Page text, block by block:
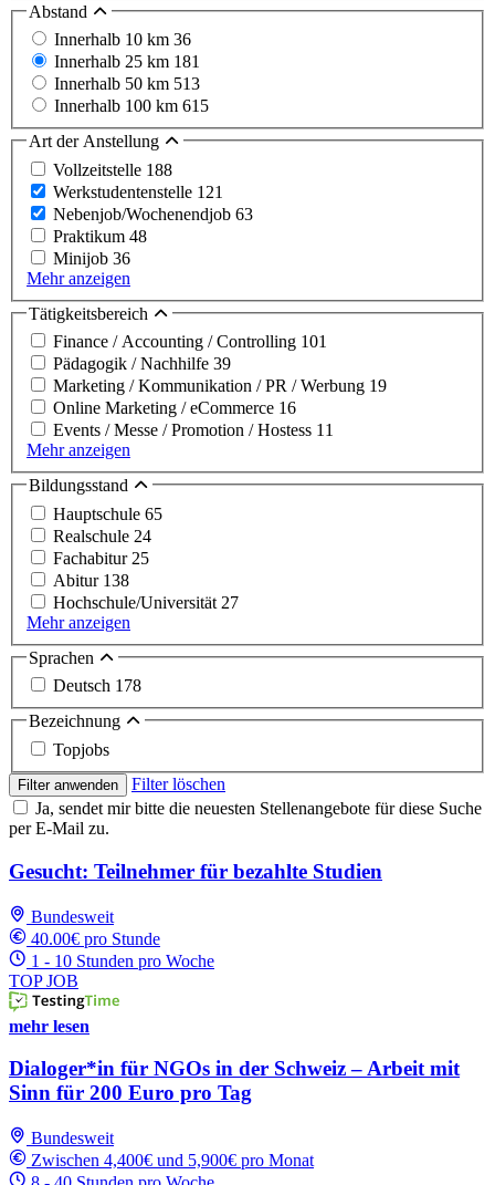
Abstand
Innerhalb 10 km 36
Innerhalb 25 km 181
Innerhalb 50 km 513
Innerhalb 100 km 615
Art der Anstellung
Vollzeitstelle 188
Werkstudentenstelle 121
Nebenjob/Wochenendjob 63
Praktikum 48
Minijob 36
Mehr anzeigen
Tätigkeitsbereich
Finance / Accounting / Controlling 101
Pädagogik / Nachhilfe 39
Marketing / Kommunikation / PR / Werbung 19
Online Marketing / eCommerce 16
Events / Messe / Promotion / Hostess 11
Mehr anzeigen
Bildungsstand
Hauptschule 65
Realschule 24
Fachabitur 25
Abitur 138
Hochschule/Universität 27
Mehr anzeigen
Sprachen
Deutsch 178
Bezeichnung
Topjobs
Filter anwenden
Filter löschen
Ja, sendet mir bitte die neuesten Stellenangebote für diese Suche
per E-Mail zu.
Gesucht: Teilnehmer für bezahlte Studien
Bundesweit
40.00€ pro Stunde
1 - 10 Stunden pro Woche
TOP JOB
mehr lesen
Dialoger*in für NGOs in der Schweiz – Arbeit mit
Sinn für 200 Euro pro Tag
Bundesweit
Zwischen 4,400€ und 5,900€ pro Monat